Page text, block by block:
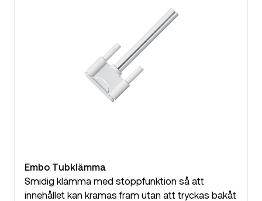
Embo Tubklämma
Smidig klämma med stoppfunktion så att
innehållet kan kramas fram utan att tryckas bakåt